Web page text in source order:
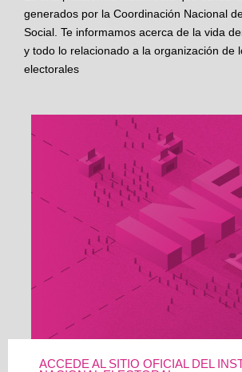
generados por la Coordinación Nacional
Social. Te informamos acerca de la vida
y todo lo relacionado a la organización de
electorales
ACCEDE AL SITIO OFICIAL DEL